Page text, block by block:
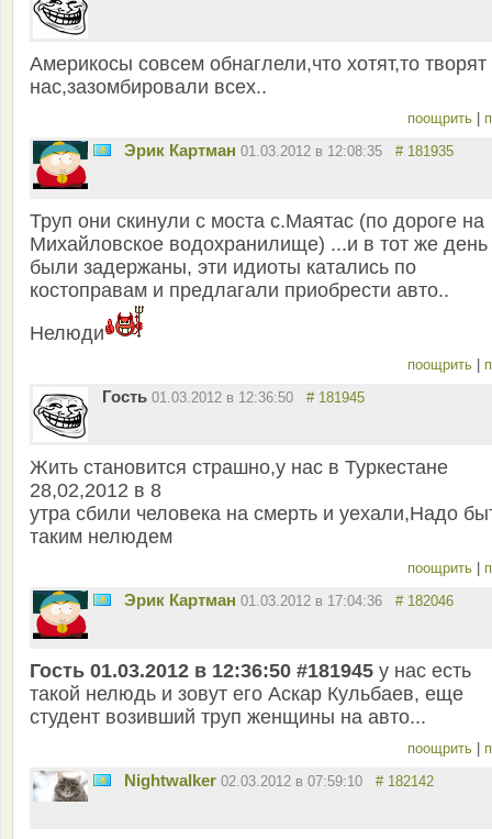
Америкосы совсем обнаглели,что хотят,то творят
нас,зазомбировали всех..
поощрить
Эрик Картман 01.03.2012 в 12:08:35 # 181935
Труп они скинули с моста с.Маятас (по дороге на
Михайловское водохранилище) ...и в тот же день
были задержаны, эти идиоты катались по
костоправам и предлагали приобрести авто..
Нелюди
поощрить
Гость 01.03.2012 в 12:36:50 # 181945
Жить становится страшно,у нас в Туркестане
28,02,2012 в 8
утра сбили человека на смерть и уехали,Надо
таким нелюдем
поощрить
Эрик Картман 01.03.2012 в 17:04:36 # 182046
Гость 01.03.2012 в 12:36:50 #181945 у нас есть
такой нелюдь и зовут его Аскар Кульбаев, еще
студент возивший труп женщины на авто...
поощрить
Nightwalker 02.03.2012 в 07:59:10 # 182142